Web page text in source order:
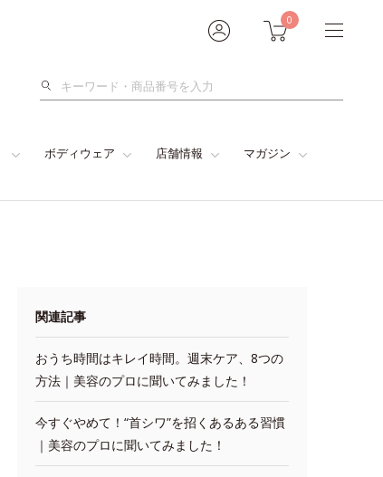
0
検
ボディウェア 店舗情報 マガジン
関連記事
おうち時間はキレイ時間。週末ケア、8つの
方法｜美容のプロに聞いてみました！
今すぐやめて！“首シワ”を招くあるある習慣
｜美容のプロに聞いてみました！